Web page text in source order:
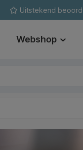
Uitstekend
Webshop